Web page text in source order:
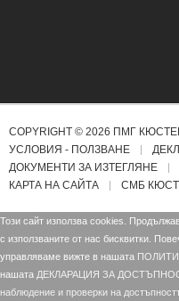
COPYRIGHT © 2026 ПМГ
УСЛОВИЯ - ПОЛЗВАНЕ
ДОКУМЕНТИ ЗА ИЗТЕГЛЯНЕ
КАРТА НА САЙТА
СМБ
Този сайт използва cookies.
с използваните от нас бисквитки.
управляваме вижте в нашата
нашата ДЕКЛАРАЦИЯ ЗА ДОСТЪПНОСТ
наблюдение и проверки на